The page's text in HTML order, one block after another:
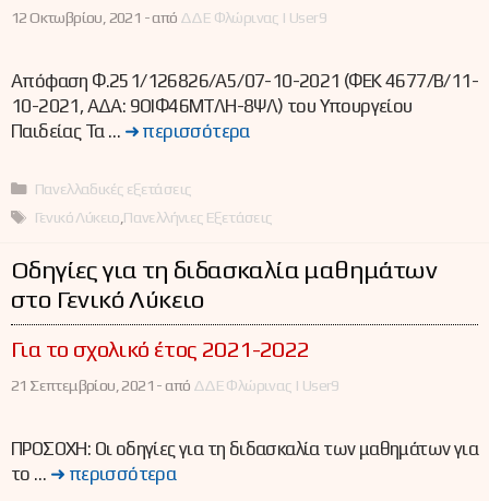
12 Οκτωβρίου, 2021 -από ΔΔΕ Φλώρινας | User9
Απόφαση Φ.251/126826/Α5/07-10-2021 (ΦΕΚ 4677/Β/11-
10-2021, ΑΔΑ: 9ΟΙΦ46ΜΤΛΗ-8ΨΛ) του Υπουργείου
Παιδείας Τα … ➜ περισσότερα
Κατηγορίες
Πανελλαδικές εξετάσεις
Ετικέτες
Γενικό Λύκειο Πανελλήνιες Εξετάσεις
Οδηγίες για τη διδασκαλία μαθημάτων
στο Γενικό Λύκειο
Για το σχολικό έτος 2021-2022
21 Σεπτεμβρίου, 2021 -από ΔΔΕ Φλώρινας | User9
ΠΡΟΣΟΧΗ: Οι οδηγίες για τη διδασκαλία των μαθημάτων για
το … ➜ περισσότερα